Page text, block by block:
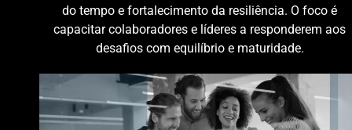
do tempo e fortalecimento da resiliência. O foco é
capacitar colaboradores e líderes a responderem aos
desafios com equilíbrio e maturidade.